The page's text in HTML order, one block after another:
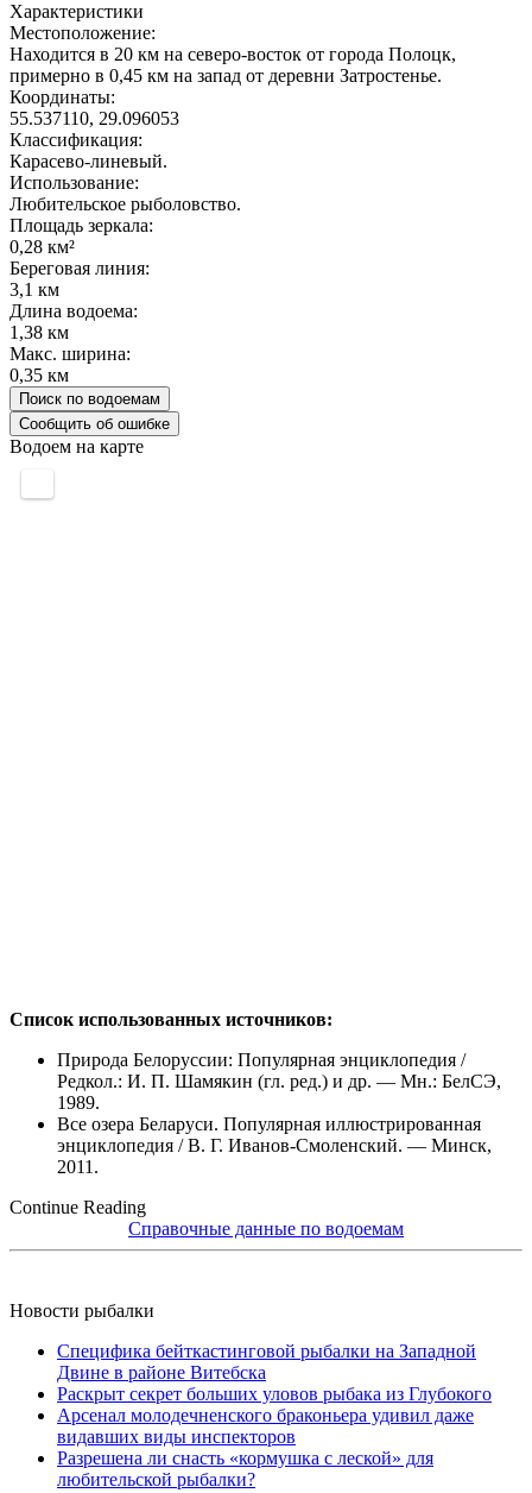
Характеристики
Местоположение:
Находится в 20 км на северо-восток от города Полоцк,
примерно в 0,45 км на запад от деревни Затростенье.
Координаты:
55.537110, 29.096053
Классификация:
Карасево-линевый.
Использование:
Любительское рыболовство.
Площадь зеркала:
0,28 км²
Береговая линия:
3,1 км
Длина водоема:
1,38 км
Макс. ширина:
0,35 км
Поиск по водоемам
Сообщить об ошибке
Водоем на карте
Список использованных источников:
Природа Белоруссии: Популярная энциклопедия /
Редкол.: И. П. Шамякин (гл. ред.) и др. — Мн.: БелСЭ,
1989.
Все озера Беларуси. Популярная иллюстрированная
энциклопедия / В. Г. Иванов-Смоленский. — Минск,
2011.
Continue Reading
Справочные данные по водоемам
Новости рыбалки
Специфика бейткастинговой рыбалки на Западной
Двине в районе Витебска
Раскрыт секрет больших уловов рыбака из Глубокого
Арсенал молодечненского браконьера удивил даже
видавших виды инспекторов
Разрешена ли снасть «кормушка с леской» для
любительской рыбалки?